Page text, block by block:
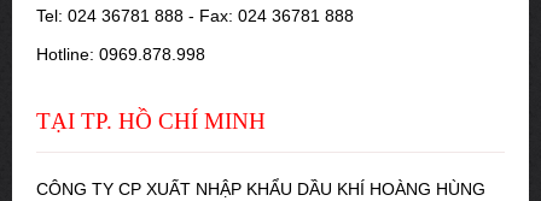
Tel: 024 36781 888 - Fax: 024 36781 888
Hotline: 0969.878.998
TẠI TP. HỒ CHÍ MINH
CÔNG TY CP XUẤT NHẬP KHẨU DẦU KHÍ HOÀNG HÙNG